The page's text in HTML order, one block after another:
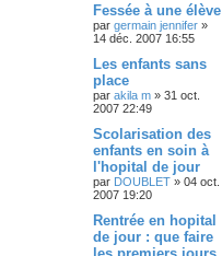
Fessée à une élève
par germain jennifer »
14 déc. 2007 16:55
Les enfants sans
place
par akila m » 31 oct.
2007 22:49
Scolarisation des
enfants en soin à
l'hopital de jour
par DOUBLET » 04 oct.
2007 19:20
Rentrée en hopital
de jour : que faire